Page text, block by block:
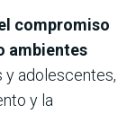
compromiso
ambientes
y adolescentes,
y la